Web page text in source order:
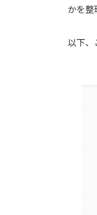
かを整
以下、